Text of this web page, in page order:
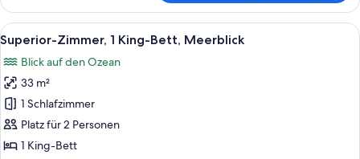
Zimmer,
1 King-
Bett,
Bergblick
Alle
Fotos
für
Superior-
Zimmer,
1 King-
Bett,
Superior-Zimmer, 1 King-Bett,
9
Superior-Zimmer, 1 King-Bett, Meerblick
Blick auf den Ozean
33 m²
1 Schlafzimmer
Platz für 2 Personen
1 King-Bett